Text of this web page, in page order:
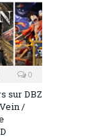
0
sur DBZ
/